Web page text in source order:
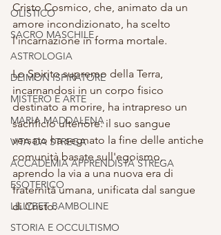
OLISTICO
SACRO MASCHILE
ASTROLOGIA
DEIMON ISPIRATORE
MISTERO E ARTE
MARIA MADDALENA
VITA DA STREGA
ACCADEMIA APPRENDISTA STREGA
ESOTERICO
LILLYBET BAMBOLINE
STORIA E OCCULTISMO
Cristo Cosmico, che, animato da un
amore incondizionato, ha scelto
l'incarnazione in forma mortale.
Lo Spirito supremo della Terra,
incarnandosi in un corpo fisico
destinato a morire, ha intrapreso un
sacrificio ulteriore: il suo sangue
versato ha segnato la fine delle antiche
comunità basate sull'egoismo,
aprendo la via a una nuova era di
fraternità umana, unificata dal sangue
di Cristo.